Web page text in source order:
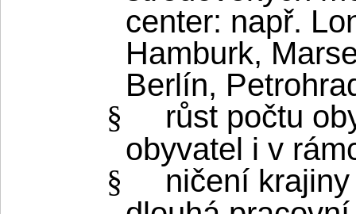
center: např.
Hamburk,
Berlín,
§
růst počtu
obyvatel i v
§
ničení